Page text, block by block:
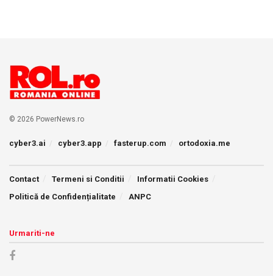
© 2026 PowerNews.ro
cyber3.ai cyber3.app fasterup.com ortodoxia.me
Contact Termeni si Conditii
Informatii Cookies
Politică de Confidențialitate
ANPC
Urmariti-ne